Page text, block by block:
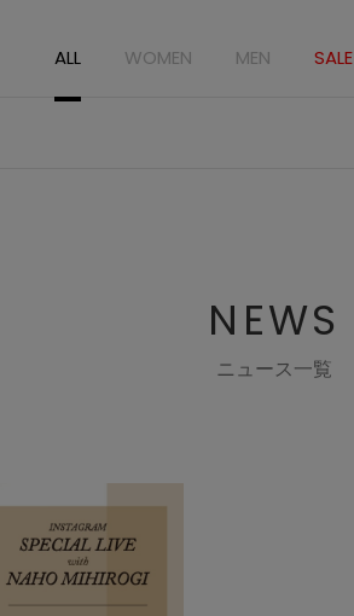
ALL WOMEN MEN SALE
NEWS
ニュース一覧